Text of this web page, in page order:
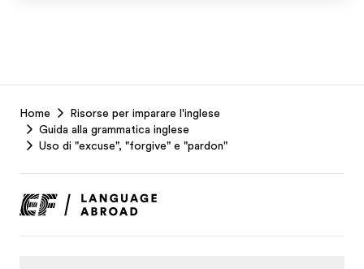
Footer
Home
Risorse per imparare l'inglese
Guida alla grammatica inglese
Uso di "excuse", "forgive" e "pardon"